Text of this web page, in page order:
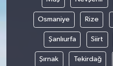
Osmaniye Rize
Şanlıurfa Siirt
Şırnak Tekirdağ